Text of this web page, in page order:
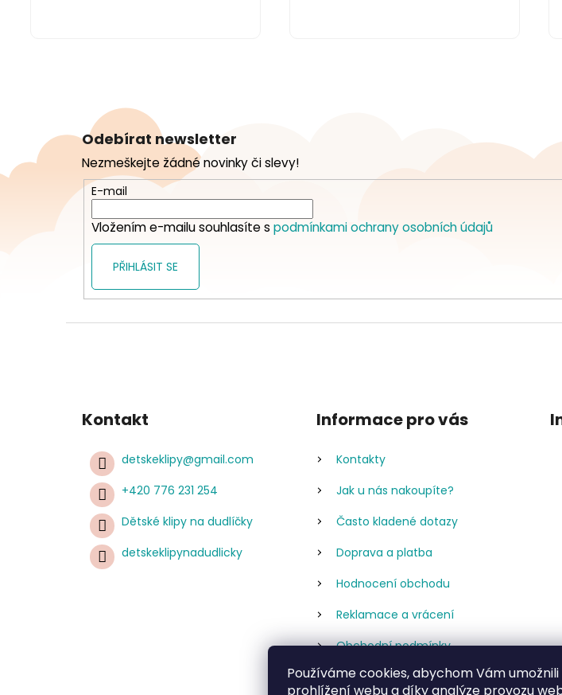
Používáme cookies, abychom Vám
prohlížení webu a díky analýze provozu
a
Odebírat newsletter
Nezmeškejte žádné novinky či slevy!
E-mail
Vložením e-mailu souhlasíte s podmínkami ochrany osobních údajů
PŘIHLÁSIT SE
Kontakt
detskeklipy@gmail.com
+420 776 231 254
Dětské klipy na dudlíčky
detskeklipynadudlicky
Informace pro vás
Kontakty
Jak u nás nakoupíte?
Často kladené dotazy
Doprava a platba
Hodnocení obchodu
Reklamace a vrácení
Obchodní podmínky
Podmínky ochrany osobních
údajů